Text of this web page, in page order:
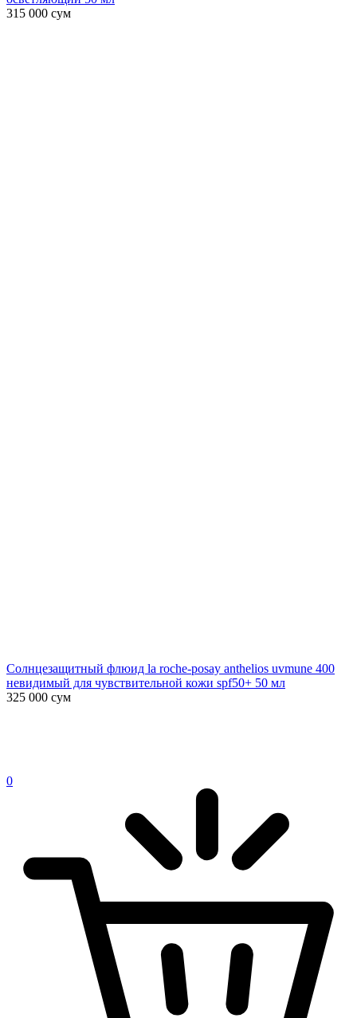
315 000 сум
Солнцезащитный флюид la roche-posay anthelios uvmune 400
невидимый для чувствительной кожи spf50+ 50 мл
325 000 сум
0